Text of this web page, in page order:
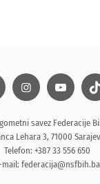
savez Federacije
Lehara 3, 71000
Telefon: +387 33 556 650
mail: federacija@nsfbih.ba